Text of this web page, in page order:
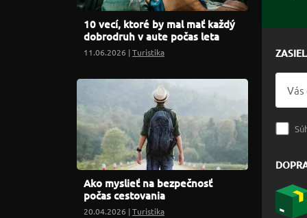
10 vecí, ktoré by mal mať každý
dobrodruh v aute počas leta
11.06.2026 |Turistika
Ako myslieť na bezpečnosť
počas cestovania
20.04.2026 |Turistika